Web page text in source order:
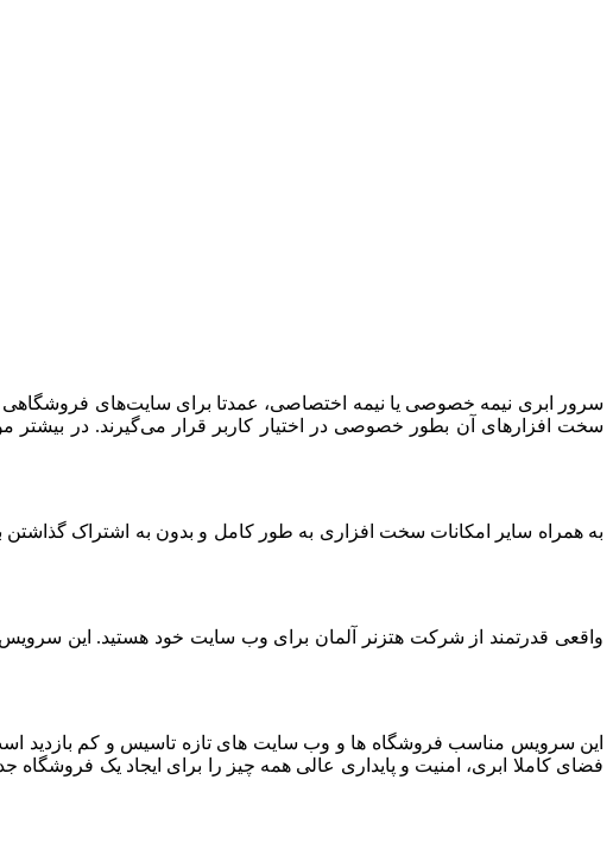
سرور ابری نیمه خصوصی یا نیمه اختصاصی، عمدتا برای سایت‌های فروشگاهی
سخت افزارهای آن بطور خصوصی در اختیار کاربر قرار می‌گیرند. در